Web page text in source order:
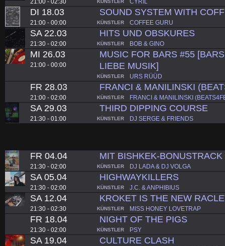
DI 18.03
21:00 - 00:00
SOUND SYSTEM WITH
KÜNSTLER COFFEE GURU
SA 22.03
21:30 - 02:00
HITS UND OBSKURES
KÜNSTLER BOB & GINO
MI 26.03
21:00 - 00:00
MUSIC FOR BARS #55
LIEBE MUSIK]
KÜNSTLER URS RÜÜD
FR 28.03
21:00 - 02:00
FRANCI & MANILINSKI
KÜNSTLER FRANCI & MANILINSKI
SA 29.03
21:30 - 01:00
THIRD DIPPING COURSE
KÜNSTLER DJ SERGE & FRIENDS
FR 04.04
21:30 - 02:00
MIT BISHKEK-BONUSTRACK
KÜNSTLER DJ LADA & DJ VOLGA
SA 05.04
21:30 - 02:00
HIGHWAYKILLERS
KÜNSTLER J.C. & ANPHIBIUS
SA 12.04
21:30 - 02:30
KROKET IS THE NEW
KÜNSTLER MISS HONEY LOVETRAP
FR 18.04
21:30 - 02:00
NIGHT OF THE PIGS
KÜNSTLER PSY
SA 19.04 CULTURE CLASH